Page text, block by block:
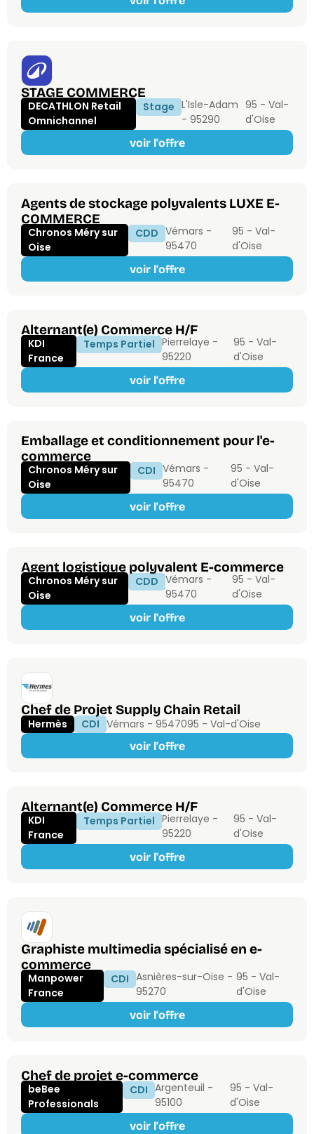
STAGE COMMERCE
DECATHLON Retail
Omnichannel
Stage L'Isle-Adam
- 95290
95 - Val-
d'Oise
voir l'offre
Agents de stockage polyvalents LUXE E-
COMMERCE
Chronos Méry sur
Oise
CDD Vémars -
95470
95 - Val-
d'Oise
voir l'offre
Alternant(e) Commerce H/F
KDI
France
Temps Partiel Pierrelaye -
95220
95 - Val-
d'Oise
voir l'offre
Emballage et conditionnement pour l'e-
commerce
Chronos Méry sur
Oise
CDI Vémars -
95470
95 - Val-
d'Oise
voir l'offre
Agent logistique polyvalent E-commerce
Chronos Méry sur
Oise
CDD Vémars -
95470
95 - Val-
d'Oise
voir l'offre
Chef de Projet Supply Chain Retail
Hermès CDI Vémars - 9547095 - Val-d'Oise
voir l'offre
Alternant(e) Commerce H/F
KDI
France
Temps Partiel Pierrelaye -
95220
95 - Val-
d'Oise
voir l'offre
Graphiste multimedia spécialisé en e-
commerce
Manpower
France
CDI Asnières-sur-Oise -
95270
95 - Val-
d'Oise
voir l'offre
Chef de projet e-commerce
beBee
Professionals
CDI Argenteuil -
95100
95 - Val-
d'Oise
voir l'offre